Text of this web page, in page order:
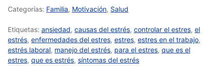
Categorías: Familia, Motivación, Salud
Etiquetas: ansiedad, causas del estrés, controlar el estres, el
estrés, enfermedades del estres, estres, estres en el trabajo,
estrés laboral, manejo del estrés, para el estres, que es el
estres, que es estrés, síntomas del estrés